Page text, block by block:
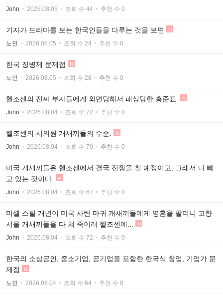
John 2026.08.05 조회 수 44 추천 수 0
기자가 드라마를 보는 한국인들을 다루는 것을 보면 N
노인 2026.08.05 조회 수 24 추천 수 0
한국 징병제 문제점 N
노인 2026.08.05 조회 수 28 추천 수 0
헬조센의 진짜 부자들에게 외면당해서 패싱당한 홍준표. N
John 2026.08.04 조회 수 72 추천 수 0
헬조센의 시의원 개새끼들의 수준. N
John 2026.08.04 조회 수 79 추천 수 0
미국 개새끼들은 헬조센에서 결국 전쟁을 칠 예정이고, 그래서 다 빼
고 있는 것이다.
N
John 2026.08.04 조회 수 67 추천 수 0
미셸 스틸 개년이 미국 사탄 마귀 개새끼들에게 영혼을 팔더니 고향
서울 개새끼들을 다 쳐 죽이러 헬조센에...
N
John 2026.08.04 조회 수 72 추천 수 0
한국의 소상공인, 중소기업, 공기업을 포함한 한국식 창업, 기업가 문
제점
N
노인 2026.08.04 조회 수 64 추천 수 0